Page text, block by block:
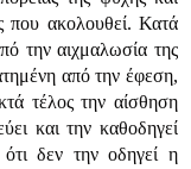
που ακολουθεί. Κατά
την αιχμαλωσία της
από την έφεση,
τέλος την αίσθηση
και την καθοδηγεί
δεν την οδηγεί η